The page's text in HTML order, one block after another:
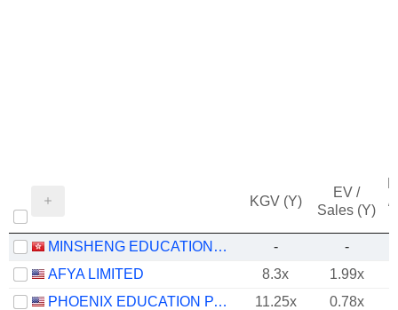
KGV (Y)
EV /
Sales (Y)
/
MINSHENG EDUCATION GROUP COMPANY LIMITED -
-
AFYA LIMITED
8.3x
1.99x
PHOENIX EDUCATION PARTNERS, INC.
11.25x
0.78x